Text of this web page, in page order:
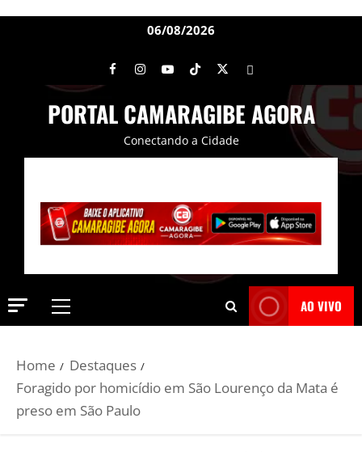
06/08/2026
PORTAL CAMARAGIBE AGORA
Conectando a Cidade
AO VIVO
Home
Destaques
Foragido por homicídio em São Lourenço da Mata é
preso em São Paulo